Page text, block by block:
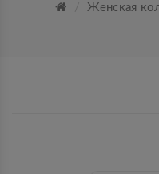
Женская